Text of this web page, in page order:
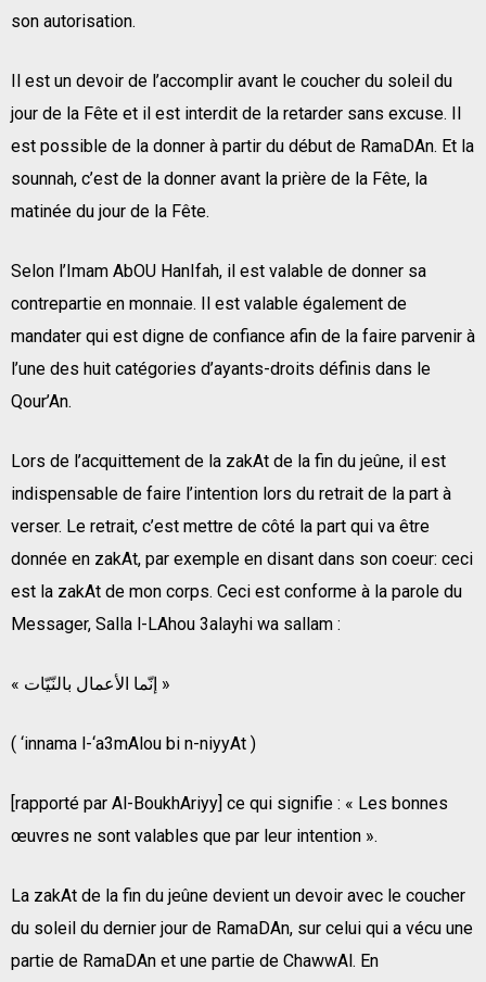
son autorisation.
Il est un devoir de l’accomplir avant le coucher du soleil du
jour de la Fête et il est interdit de la retarder sans excuse. Il
est possible de la donner à partir du début de RamaDAn. Et la
sounnah, c’est de la donner avant la prière de la Fête, la
matinée du jour de la Fête.
Selon l’Imam AbOU HanIfah, il est valable de donner sa
contrepartie en monnaie. Il est valable également de
mandater qui est digne de confiance afin de la faire parvenir à
l’une des huit catégories d’ayants-droits définis dans le
Qour’An.
Lors de l’acquittement de la zakAt de la fin du jeûne, il est
indispensable de faire l’intention lors du retrait de la part à
verser. Le retrait, c’est mettre de côté la part qui va être
donnée en zakAt, par exemple en disant dans son coeur: ceci
est la zakAt de mon corps. Ceci est conforme à la parole du
Messager, Salla l-LAhou 3alayhi wa sallam :
« إنّما الأعمال بالنّيّات »
( ‘innama l-‘a3mAlou bi n-niyyAt )
[rapporté par Al-BoukhAriyy] ce qui signifie : « Les bonnes
œuvres ne sont valables que par leur intention ».
La zakAt de la fin du jeûne devient un devoir avec le coucher
du soleil du dernier jour de RamaDAn, sur celui qui a vécu une
partie de RamaDAn et une partie de ChawwAl. En